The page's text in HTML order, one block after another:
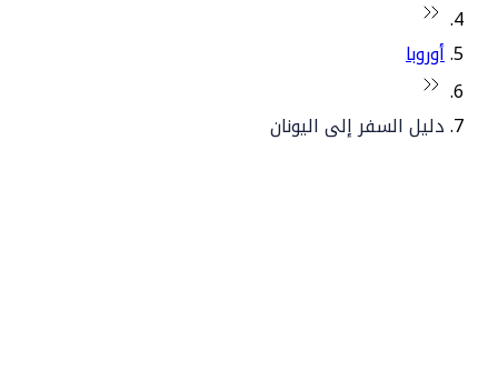
أوروبا
دليل السفر إلى اليونان